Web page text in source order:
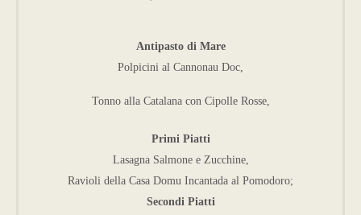
Antipasto di Mare
Polpicini al Cannonau Doc,
Tonno alla Catalana con Cipolle Rosse,
Primi Piatti
Lasagna Salmone e Zucchine,
Ravioli della Casa Domu Incantada al Pomodoro;
Secondi Piatti